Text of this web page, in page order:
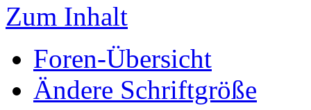
Zum Inhalt
Foren-Übersicht
Ändere Schriftgröße